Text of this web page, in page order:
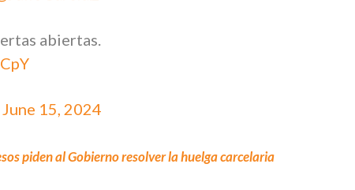
abiertas.
June 15, 2024
piden al Gobierno resolver la huelga carcelaria